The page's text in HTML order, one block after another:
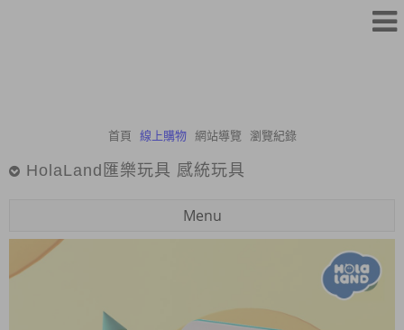
首頁 線上購物 網站導覽 瀏覽紀錄
HolaLand匯樂玩具 感統玩具
Menu